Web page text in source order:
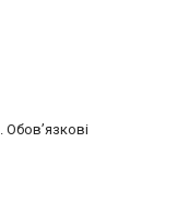
Обов’язкові